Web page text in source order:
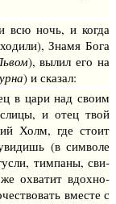
всю ночь, и когда
Знамя Бога
), вылил его на
) и сказал:
в цари над своим
и отец твой
Холм, где стоит
(в символе
тимпаны, сви­
охватит вдохно­
вместе с